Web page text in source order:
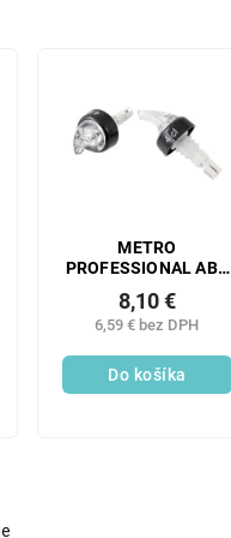
METRO
PROFESSIONAL ABS
Lievik dávkovací 40
ml 2 ks
6,59 € bez DPH
8,10 €
Do košíka